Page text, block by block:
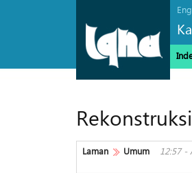
Laman Umum 12:57 -